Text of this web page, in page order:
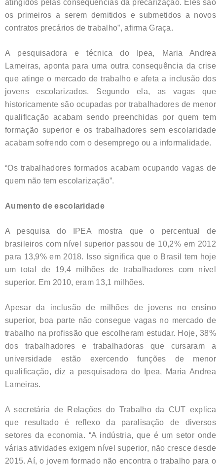
atingidos pelas consequências da precarização. Eles são
os primeiros a serem demitidos e submetidos a novos
contratos precários de trabalho”, afirma Graça.
A pesquisadora e técnica do Ipea, Maria Andrea
Lameiras, aponta para uma outra consequência da crise
que atinge o mercado de trabalho e afeta a inclusão dos
jovens escolarizados. Segundo ela, as vagas que
historicamente são ocupadas por trabalhadores de menor
qualificação acabam sendo preenchidas por quem tem
formação superior e os trabalhadores sem escolaridade
acabam sofrendo com o desemprego ou a informalidade.
“Os trabalhadores formados acabam ocupando vagas de
quem não tem escolarização”.
Aumento de escolaridade
A pesquisa do IPEA mostra que o percentual de
brasileiros com nível superior passou de 10,2% em 2012
para 13,9% em 2018. Isso significa que o Brasil tem hoje
um total de 19,4 milhões de trabalhadores com nível
superior. Em 2010, eram 13,1 milhões.
Apesar da inclusão de milhões de jovens no ensino
superior, boa parte não consegue vagas no mercado de
trabalho na profissão que escolheram estudar. Hoje, 38%
dos trabalhadores e trabalhadoras que cursaram a
universidade estão exercendo funções de menor
qualificação, diz a pesquisadora do Ipea, Maria Andrea
Lameiras.
A secretária de Relações do Trabalho da CUT explica
que resultado é reflexo da paralisação de diversos
setores da economia. “A indústria, que é um setor onde
várias atividades exigem nível superior, não cresce desde
2015. Aí, o jovem formado não encontra o trabalho para o